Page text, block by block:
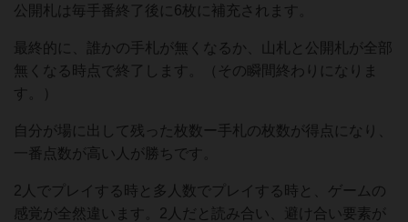
公開札は毎手番終了後に6枚に補充されます。
最終的に、誰かの手札が無くなるか、山札と公開札が全部
無くなる時点で終了します。（その瞬間終わりになりま
す。）
自分が場に出して残った枚数ー手札の枚数が得点になり、
一番点数が高い人が勝ちです。
2人でプレイする時と多人数でプレイする時と、ゲームの
感覚が全然違います。2人だと読み合い、避け合い要素が